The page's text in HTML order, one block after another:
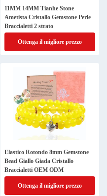
11MM 14MM Tianhe Stone
Ametista Cristallo Gemstone Perle
Braccialetti 2 strato
Ottenga il migliore prezzo
Elastico Rotondo 8mm Gemstone
Bead Giallo Giada Cristallo
Braccialetti OEM ODM
Ottenga il migliore prezzo